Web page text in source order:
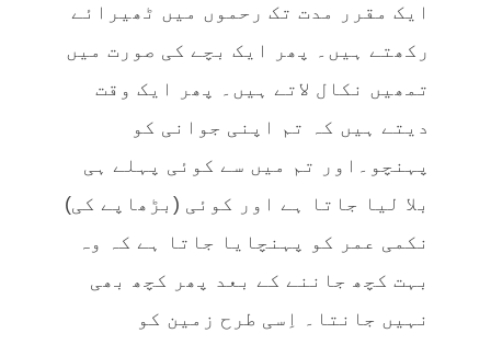
ایک مقرر مدت تک رحموں میں ٹھیرائے
رکھتے ہیں۔ پھر ایک بچے کی صورت میں
تمھیں نکال لاتے ہیں۔ پھر ایک وقت
دیتے ہیں کہ تم اپنی جوانی کو
پہنچو۔اور تم میں سے کوئی پہلے ہی
بلا لیا جاتا ہے اور کوئی (بڑھاپے کی)
نکمی عمر کو پہنچایا جاتا ہے کہ وہ
بہت کچھ جاننے کے بعد پھر کچھ بھی
نہیں جانتا۔ اِسی طرح زمین کو